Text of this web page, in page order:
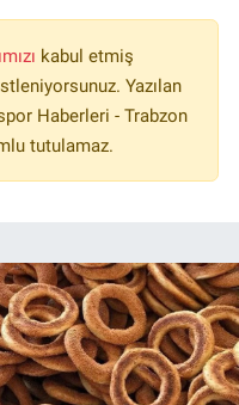
kabul etmiş
Yazılan
Haberleri - Trabzon
tutulamaz.